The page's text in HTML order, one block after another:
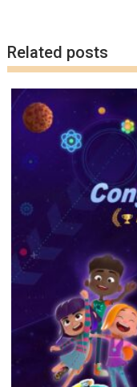
Related posts